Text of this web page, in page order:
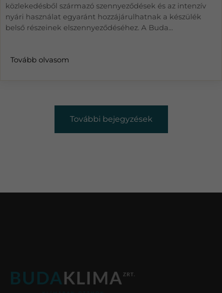
közlekedésből származó szennyeződések és az intenzív
nyári használat egyaránt hozzájárulhatnak a készülék
belső részeinek elszennyeződéséhez. A Buda...
Tovább olvasom
További bejegyzések